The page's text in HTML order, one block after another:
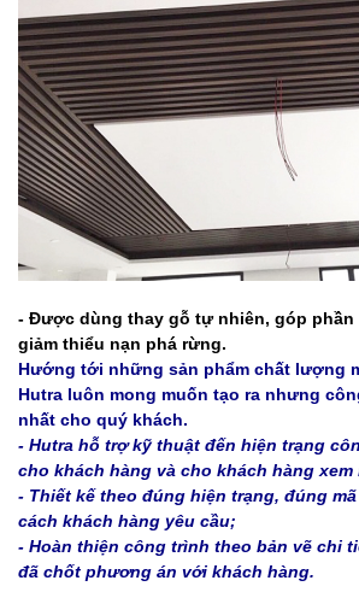
- Được dùng thay gỗ tự nhiên, góp phần
giảm thiểu nạn phá rừng.
Hướng tới những sản phẩm chất lượng
Hutra luôn mong muốn tạo ra nhưng
nhất cho quý khách.
- Hutra hỗ trợ kỹ thuật đến hiện trạng
cho khách hàng và cho khách hàng xem
- Thiết kế theo đúng hiện trạng, đúng
cách khách hàng yêu cầu;
- Hoàn thiện công trình theo bản vẽ chi
đã chốt phương án với khách hàng.